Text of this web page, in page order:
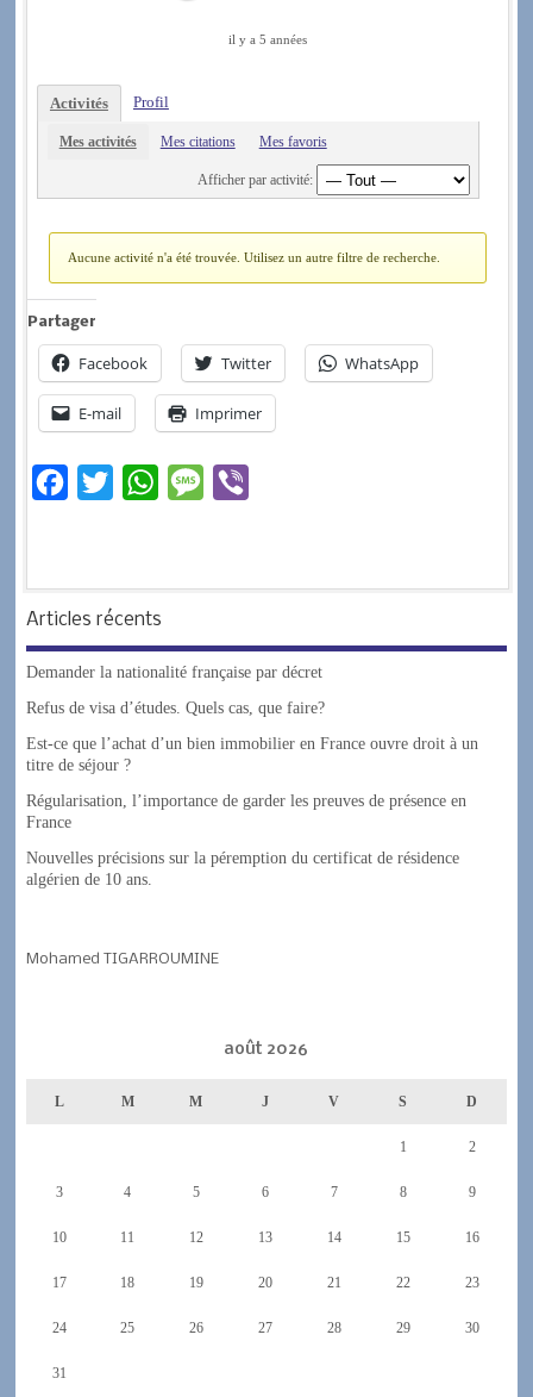
il y a 5 années
Activités Profil
Mes activités Mes citations Mes favoris
Afficher par activité:
Aucune activité n'a été trouvée. Utilisez un autre filtre de recherche.
Partager
Facebook Twitter WhatsApp
E-mail Imprimer
e
b
t
t
W
t
s
M
s
e
Articles récents
Demander la nationalité française par décret
Refus de visa d’études. Quels cas, que faire?
Est-ce que l’achat d’un bien immobilier en France ouvre droit à un
titre de séjour ?
Régularisation, l’importance de garder les preuves de présence en
France
Nouvelles précisions sur la péremption du certificat de résidence
algérien de 10 ans.
Mohamed TIGARROUMINE
août 2026
L M M J V S D
1 2
3 4 5 6 7 8 9
10 11 12 13 14 15 16
17 18 19 20 21 22 23
24 25 26 27 28 29 30
31